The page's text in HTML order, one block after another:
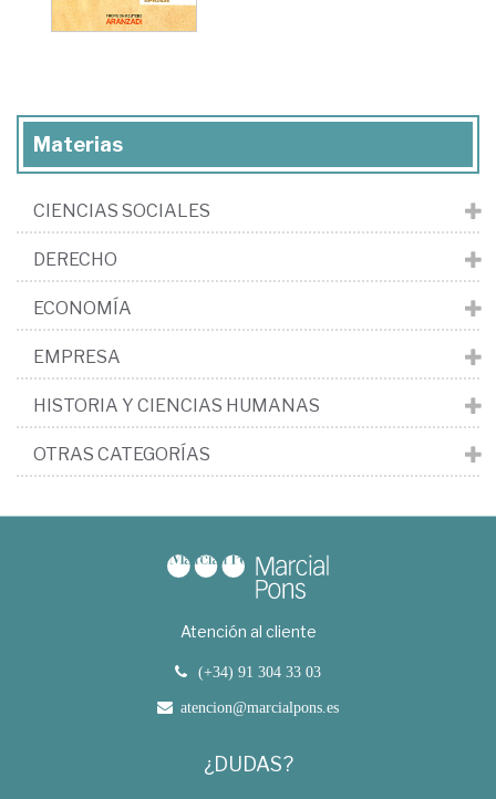
Materias
CIENCIAS SOCIALES
DERECHO
ECONOMÍA
EMPRESA
HISTORIA Y CIENCIAS HUMANAS
OTRAS CATEGORÍAS
Atención al cliente
(+34) 91 304 33 03
atencion@marcialpons.es
¿DUDAS?